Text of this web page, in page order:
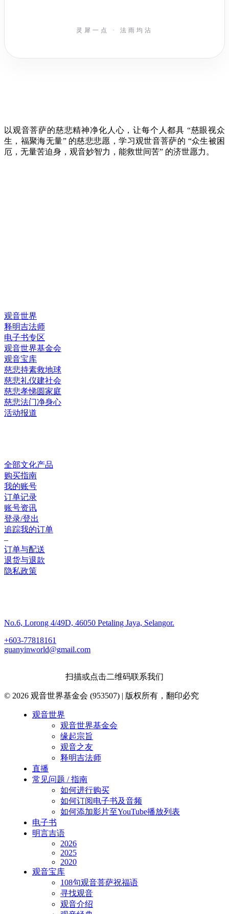
灵犀一点 · 法雨均沾
以观音菩萨的慈悲精神净化人心，让每个人都具 “慈眼视众
生，福聚海无量” 的慈悲悲愿，学习观世音菩萨的 “众生被困
厄，无量苦迫身，观音妙智力，能救世间苦” 的济世愿力。
观音世界
释明吉法师
电子书专区
观音世界基金会
观音宝库
慈悲持素救地球
慈悲礼仪建社会
慈悲孝悌圆家庭
慈悲法门净身心
活动报道
全部文化产品
购买指南
我的账号
订单记录
账号资讯
登录/登出
追踪我的订单
–
订单与配送
退货与退款
隐私政策
No.6, Lorong 4/49D, 46050 Petaling Jaya, Selangor.
+603-77818161
guanyinworld@gmail.com
扫描或点击二维码联系我们
© 2026 观音世界基金会 (953507) | 版权所有，翻印必究
观音世界
观音世界基金会
缘起宗旨
观音之友
释明吉法师
直播
常见问题 / 指南
如何进行购买
如何订阅电子书及音频
如何添加影片至YouTube播放列表
电子书
明言吉语
2026
2025
2020
观音宝库
108句观音菩萨祝福语
寻找观音
观音介绍